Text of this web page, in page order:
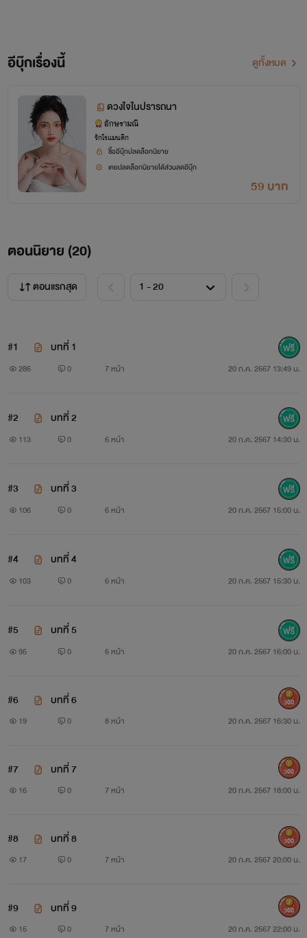
อีบุ๊กเรื่องนี้ ดูทั้งหมด
ดวงใจในปรารถนา
อักษรามณี
รักโรแมนติก
ซื้ออีบุ๊กปลดล็อกนิยาย
เคยปลดล็อกนิยายได้ส่วนลดอีบุ๊ก
59 บาท
ตอนนิยาย (20)
ตอนแรกสุด
#1 บทที่ 1
286 0 7 หน้า 20 ก.ค. 2567 13:49 น.
#2 บทที่ 2
113 0 6 หน้า 20 ก.ค. 2567 14:30 น.
#3 บทที่ 3
106 0 6 หน้า 20 ก.ค. 2567 15:00 น.
#4 บทที่ 4
103 0 6 หน้า 20 ก.ค. 2567 15:30 น.
#5 บทที่ 5
95 0 6 หน้า 20 ก.ค. 2567 16:00 น.
#6 บทที่ 6
19 0 8 หน้า 20 ก.ค. 2567 16:30 น.
300
#7 บทที่ 7
16 0 7 หน้า 20 ก.ค. 2567 18:00 น.
300
#8 บทที่ 8
17 0 7 หน้า 20 ก.ค. 2567 20:00 น.
300
#9 บทที่ 9
15 0 7 หน้า 20 ก.ค. 2567 22:00 น.
300